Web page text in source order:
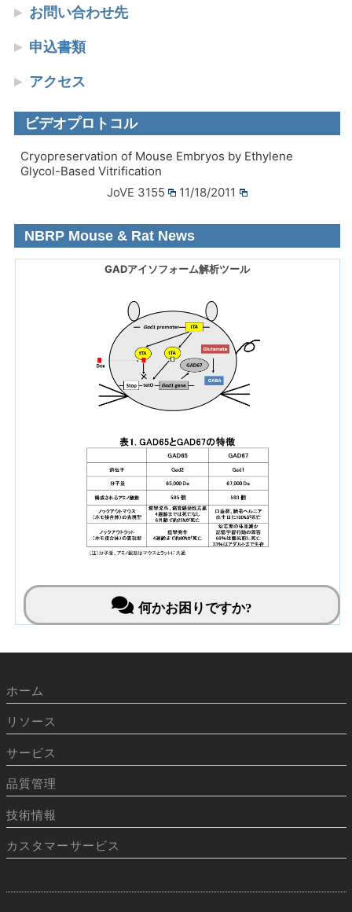
お問い合わせ先
申込書類
アクセス
ビデオプロトコル
Cryopreservation of Mouse Embryos by Ethylene
Glycol-Based Vitrification
JoVE 3155
11/18/2011
NBRP Mouse & Rat News
GADアイソフォーム解析ツール
NBRP Mouse & Rat News・バックナンバー
ホーム
リソース
サービス
品質管理
技術情報
カスタマーサービス
何かお困りですか?